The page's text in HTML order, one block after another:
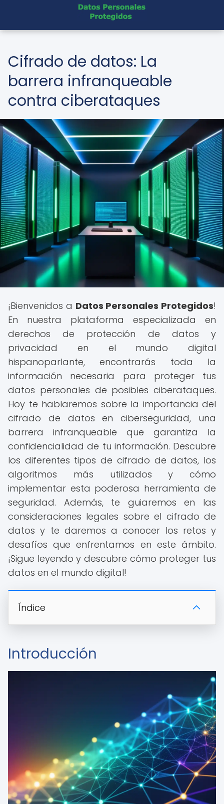
Cifrado de datos: La
barrera infranqueable
contra ciberataques
¡Bienvenidos a Datos Personales Protegidos!
En nuestra plataforma especializada en
derechos de protección de datos y
privacidad en el mundo digital
hispanoparlante, encontrarás toda la
información necesaria para proteger tus
datos personales de posibles ciberataques.
Hoy te hablaremos sobre la importancia del
cifrado de datos en ciberseguridad, una
barrera infranqueable que garantiza la
confidencialidad de tu información. Descubre
los diferentes tipos de cifrado de datos, los
algoritmos más utilizados y cómo
implementar esta poderosa herramienta de
seguridad. Además, te guiaremos en las
consideraciones legales sobre el cifrado de
datos y te daremos a conocer los retos y
desafíos que enfrentamos en este ámbito.
¡Sigue leyendo y descubre cómo proteger tus
datos en el mundo digital!
Índice
Introducción